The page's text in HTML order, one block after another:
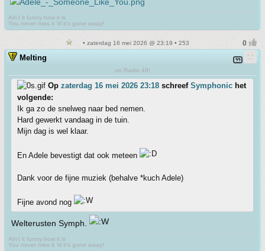
Ain't it funny how it is
You never miss it 'til it's gone away!
• zaterdag 16 mei 2026 @ 23:19 • 253
Melting
on Radio 49!
Op zaterdag 16 mei 2026 23:18 schreef Symphonic het
volgende:
Ik ga zo de snelweg naar bed nemen.
Hard gewerkt vandaag in de tuin.
Mijn dag is wel klaar.
En Adele bevestigt dat ook meteen
Dank voor de fijne muziek (behalve *kuch Adele)
Fijne avond nog
Welterusten Symph.
Ain't it funny how it is
You never miss it 'til it's gone away!